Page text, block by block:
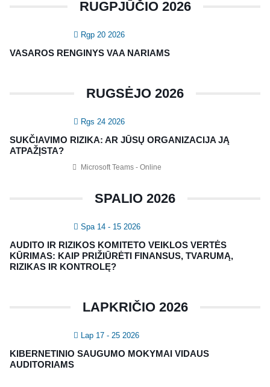
RUGPJŪČIO 2026
Rgp 20 2026
VASAROS RENGINYS VAA NARIAMS
RUGSĖJO 2026
Rgs 24 2026
SUKČIAVIMO RIZIKA: AR JŪSŲ ORGANIZACIJA JĄ
ATPAŽĮSTA?
Microsoft Teams - Online
SPALIO 2026
Spa 14 - 15 2026
AUDITO IR RIZIKOS KOMITETO VEIKLOS VERTĖS
KŪRIMAS: KAIP PRIŽIŪRĖTI FINANSUS, TVARUMĄ,
RIZIKAS IR KONTROLĘ?
LAPKRIČIO 2026
Lap 17 - 25 2026
KIBERNETINIO SAUGUMO MOKYMAI VIDAUS
AUDITORIAMS
CIA Medžiaga
KONTAKTAI
Vidaus auditorių asociacija, 124111729
Nagevičiaus g. 3, Vilnius
info@vaa.lt
NAUJIENLAIŠKIS
Registruokitės naujienlaiškiui apie Vidaus Auditorių asociaciją!